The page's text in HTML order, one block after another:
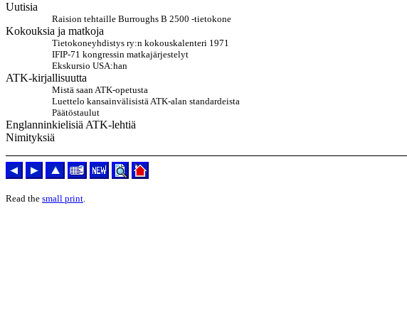
Uutisia
Raision tehtaille Burroughs B 2500 -tietokone
Kokouksia ja matkoja
Tietokoneyhdistys ry:n kokouskalenteri 1971
IFIP-71 kongressin matkajärjestelyt
Ekskursio USA:han
ATK-kirjallisuutta
Mistä saan ATK-opetusta
Luettelo kansainvälisistä ATK-alan standardeista
Päätöstaulut
Englanninkielisiä ATK-lehtiä
Nimityksiä
Read the small print.